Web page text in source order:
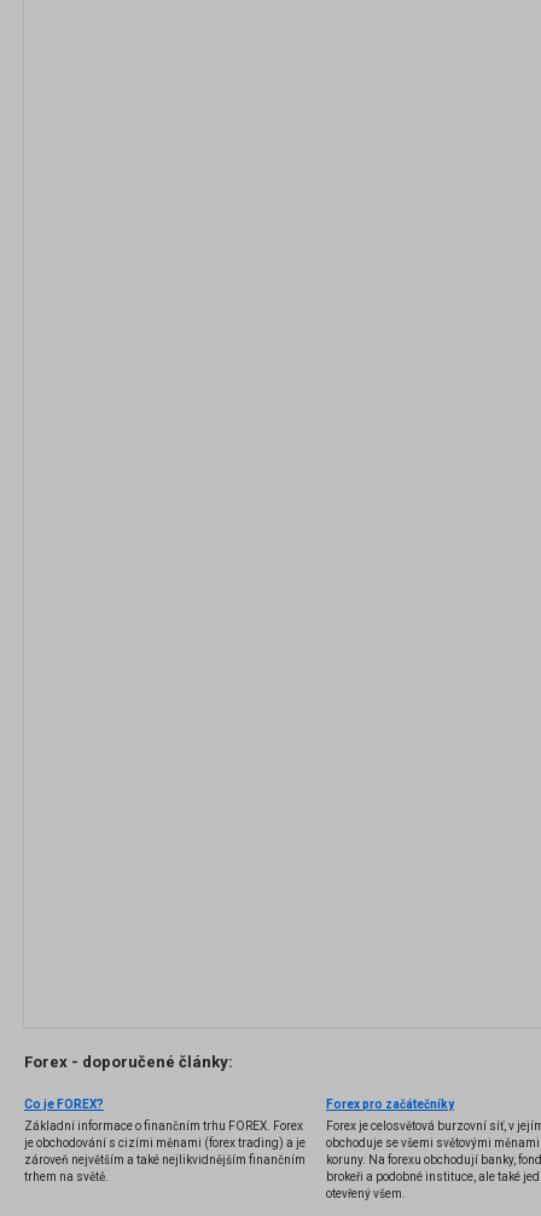
Forex - doporučené články:
Co je FOREX?
Základní informace o finančním trhu FOREX. Forex
je obchodování s cizími měnami (forex trading) a je
zároveň největším a také nejlikvidnějším finančním
trhem na světě.
Forex pro začátečníky
Forex je celosvětová burzovní síť, v
obchoduje se všemi světovými
koruny. Na forexu obchodují banky,
brokeři a podobné instituce, ale také
otevřený všem.